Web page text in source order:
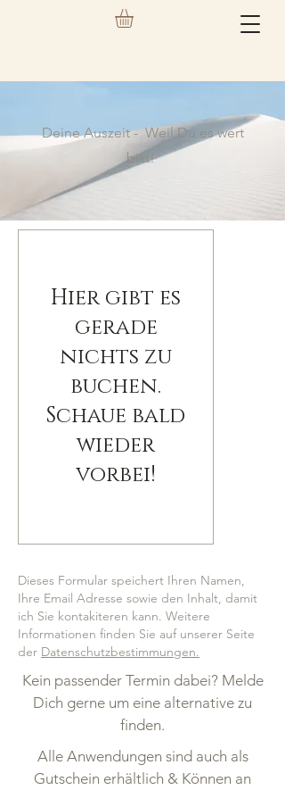
Deine Auszeit -Weil Du es wert
bist!
Hier gibt es
gerade
nichts zu
buchen.
Schaue bald
wieder
vorbei!
Dieses Formular speichert Ihren Namen,
Ihre Email Adresse sowie den Inhalt, damit
ich Sie kontakiteren kann. Weitere
Informationen finden Sie auf unserer Seite
der Datenschutzbestimmungen.
Kein passender Termin dabei? Melde
Dich gerne um eine alternative zu
finden.
Alle Anwendungen sind auch als
Gutschein erhältlich & Können an